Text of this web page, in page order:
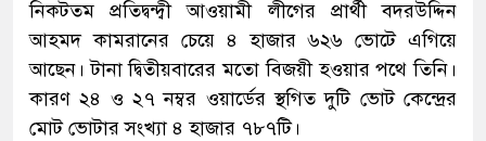
নিকটতম প্রতিদ্বন্দ্বী আওয়ামী লীগের প্রার্থী বদরউদ্দিন
আহমদ কামরানের চেয়ে ৪ হাজার ৬২৬ ভোটে এগিয়ে
আছেন। টানা দ্বিতীয়বারের মতো বিজয়ী হওয়ার পথে তিনি।
কারণ ২৪ ও ২৭ নম্বর ওয়ার্ডের স্থগিত দুটি ভোট কেন্দ্রের
মোট ভোটার সংখ্যা ৪ হাজার ৭৮৭টি।